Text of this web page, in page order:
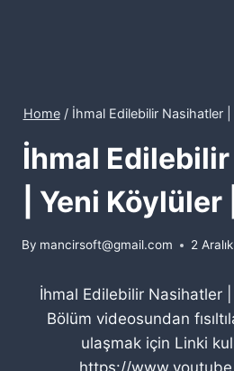
Home / İhmal Edilebilir Nasihatler
İhmal
| Yeni
By mancirsoft@gmail.com 2
İhmal Edilebilir Nasihatler
Bölüm videosundan
ulaşmak için Linki